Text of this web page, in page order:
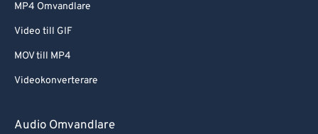
MP4 Omvandlare
Video till GIF
MOV till MP4
Videokonverterare
Audio Omvandlare